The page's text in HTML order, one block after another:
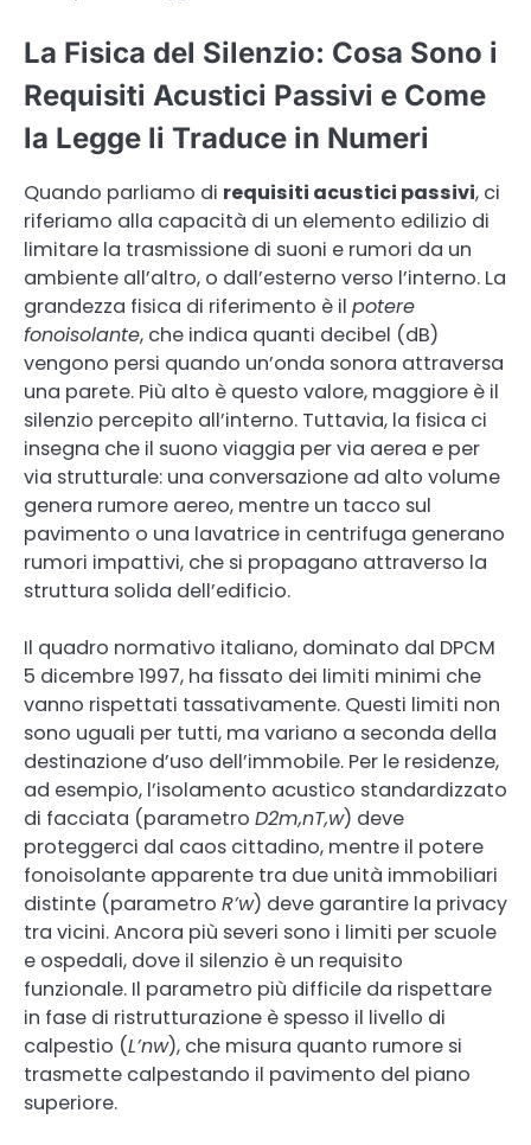
La Fisica del Silenzio: Cosa Sono i
Requisiti Acustici Passivi e Come
la Legge li Traduce in Numeri
Quando parliamo di requisiti acustici passivi, ci
riferiamo alla capacità di un elemento edilizio di
limitare la trasmissione di suoni e rumori da un
ambiente all’altro, o dall’esterno verso l’interno. La
grandezza fisica di riferimento è il potere
fonoisolante, che indica quanti decibel (dB)
vengono persi quando un’onda sonora attraversa
una parete. Più alto è questo valore, maggiore è il
silenzio percepito all’interno. Tuttavia, la fisica ci
insegna che il suono viaggia per via aerea e per
via strutturale: una conversazione ad alto volume
genera rumore aereo, mentre un tacco sul
pavimento o una lavatrice in centrifuga generano
rumori impattivi, che si propagano attraverso la
struttura solida dell’edificio.
Il quadro normativo italiano, dominato dal DPCM
5 dicembre 1997, ha fissato dei limiti minimi che
vanno rispettati tassativamente. Questi limiti non
sono uguali per tutti, ma variano a seconda della
destinazione d’uso dell’immobile. Per le residenze,
ad esempio, l’isolamento acustico standardizzato
di facciata (parametro D2m,nT,w) deve
proteggerci dal caos cittadino, mentre il potere
fonoisolante apparente tra due unità immobiliari
distinte (parametro R’w) deve garantire la privacy
tra vicini. Ancora più severi sono i limiti per scuole
e ospedali, dove il silenzio è un requisito
funzionale. Il parametro più difficile da rispettare
in fase di ristrutturazione è spesso il livello di
calpestio (L’nw), che misura quanto rumore si
trasmette calpestando il pavimento del piano
superiore.